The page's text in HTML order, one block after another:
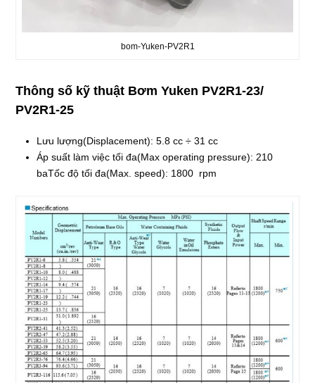
bom-Yuken-PV2R1
Thông số kỹ thuật Bơm Yuken PV2R1-23/
PV2R1-25
Lưu lượng(Displacement):5.8 cc ÷ 31 cc
Áp suất làm việc tối đa(Max operating pressure): 210
baTốc độ tối đa(Max. speed): 1800 rpm